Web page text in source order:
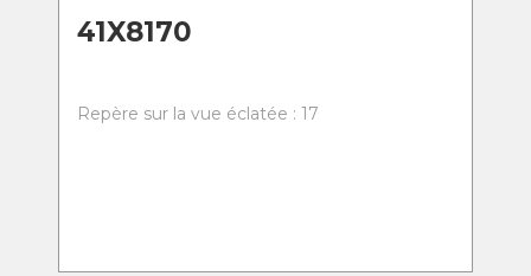
41X8170
Repère sur la vue éclatée : 17